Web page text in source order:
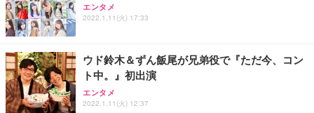
エンタメ
2022.1.11(火) 17:33
ウド鈴木＆ずん飯尾が兄弟役で『ただ今、コン
ト中。』初出演
エンタメ
2022.1.11(火) 12:37